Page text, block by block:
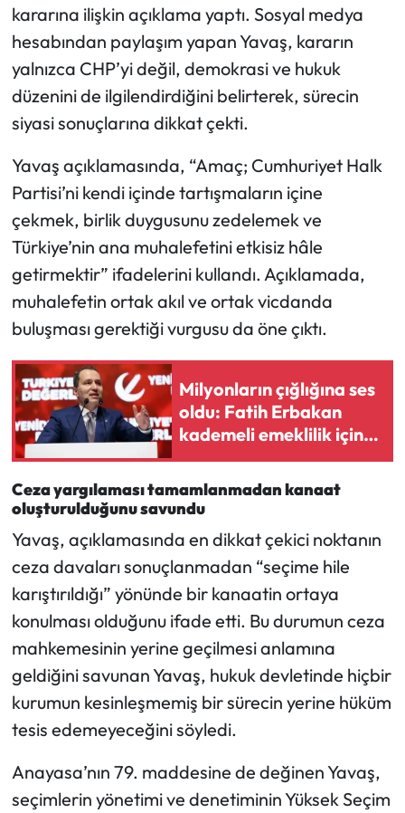
kararına ilişkin açıklama yaptı. Sosyal medya
hesabından paylaşım yapan Yavaş, kararın
yalnızca CHP’yi değil, demokrasi ve hukuk
düzenini de ilgilendirdiğini belirterek, sürecin
siyasi sonuçlarına dikkat çekti.
Yavaş açıklamasında, “Amaç; Cumhuriyet Halk
Partisi’ni kendi içinde tartışmaların içine
çekmek, birlik duygusunu zedelemek ve
Türkiye’nin ana muhalefetini etkisiz hâle
getirmektir” ifadelerini kullandı. Açıklamada,
muhalefetin ortak akıl ve ortak vicdanda
buluşması gerektiği vurgusu da öne çıktı.
Milyonların çığlığına ses
oldu: Fatih Erbakan
kademeli emeklilik için
düğmeye bastı
Ceza yargılaması tamamlanmadan kanaat
oluşturulduğunu savundu
Yavaş, açıklamasında en dikkat çekici noktanın
ceza davaları sonuçlanmadan “seçime hile
karıştırıldığı” yönünde bir kanaatin ortaya
konulması olduğunu ifade etti. Bu durumun ceza
mahkemesinin yerine geçilmesi anlamına
geldiğini savunan Yavaş, hukuk devletinde hiçbir
kurumun kesinleşmemiş bir sürecin yerine hüküm
tesis edemeyeceğini söyledi.
Anayasa’nın 79. maddesine de değinen Yavaş,
seçimlerin yönetimi ve denetiminin Yüksek Seçim
Mecitözü Haberleri
Oğuzlar Haberleri
Ortaköy Haberleri
Osmancık Haberleri
Otomotiv
Resmi İlan
Resmi Reklam
Sağlık
Siyaset
Spor
Sungurlu Haberleri
Uğurludağ Haberleri
Yaşam
Yayla Haber
Yemek Tarifleri